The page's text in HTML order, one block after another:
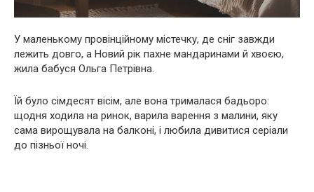
У маленькому провінційному містечку, де сніг завжди
лежить довго, а Новий рік пахне мандаринами й хвоєю,
жила бабуся Ольга Петрівна.
Їй було сімдесят вісім, але вона трималася бадьоро:
щодня ходила на ринок, варила варення з малини, яку
сама вирощувала на балконі, і любила дивитися серіали
до пізньої ночі.